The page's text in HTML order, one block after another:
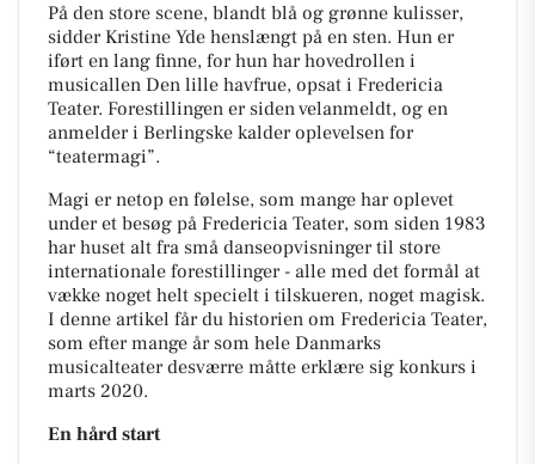
På den store scene, blandt blå og grønne kulisser,
sidder Kristine Yde henslængt på en sten. Hun er
iført en lang finne, for hun har hovedrollen i
musicallen Den lille havfrue, opsat i Fredericia
Teater. Forestillingen er siden velanmeldt, og en
anmelder i Berlingske kalder oplevelsen for
“teatermagi”.
Magi er netop en følelse, som mange har oplevet
under et besøg på Fredericia Teater, som siden 1983
har huset alt fra små danseopvisninger til store
internationale forestillinger - alle med det formål at
vække noget helt specielt i tilskueren, noget magisk.
I denne artikel får du historien om Fredericia Teater,
som efter mange år som hele Danmarks
musicalteater desværre måtte erklære sig konkurs i
marts 2020.
En hård start